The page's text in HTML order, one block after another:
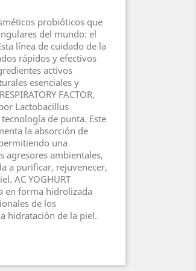
probióticos que
del mundo: el
línea de cuidado de la
rápidos y efectivos
activos
esenciales y
FACTOR,
Lactobacillus
de punta. Este
la absorción de
una
agresores ambientales,
a purificar, rejuvenecer,
AC YOGHURT
en forma hidrolizada
de los
hidratación de la piel.